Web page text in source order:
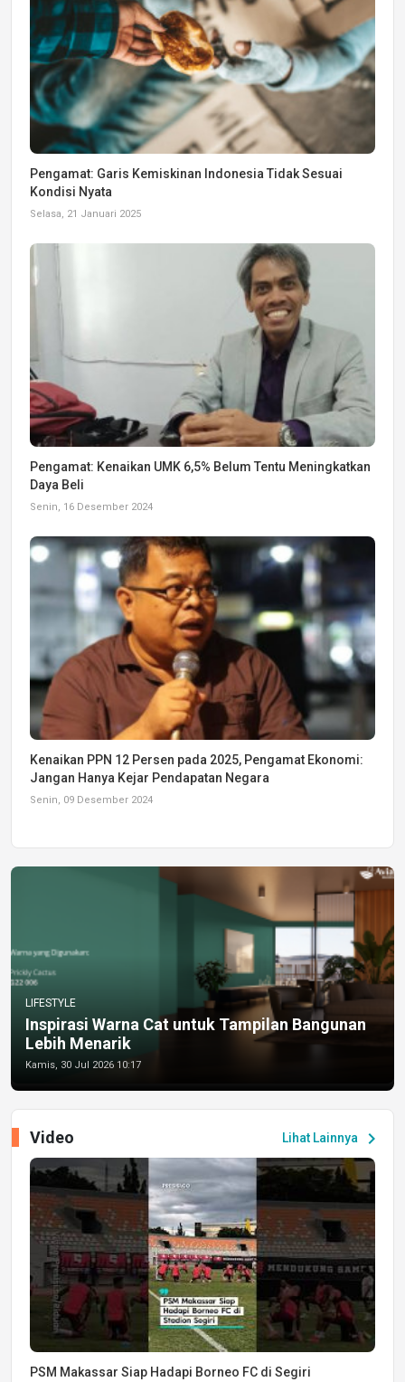
Pengamat: Garis Kemiskinan Indonesia Tidak Sesuai
Kondisi Nyata
Selasa, 21 Januari 2025
Pengamat: Kenaikan UMK 6,5% Belum Tentu Meningkatkan
Daya Beli
Senin, 16 Desember 2024
Kenaikan PPN 12 Persen pada 2025, Pengamat Ekonomi:
Jangan Hanya Kejar Pendapatan Negara
Senin, 09 Desember 2024
LIFESTYLE
Inspirasi Warna Cat untuk Tampilan Bangunan
Lebih Menarik
Kamis, 30 Jul 2026 10:17
Lihat Lainnya chevron_right
Video
PSM Makassar Siap Hadapi Borneo FC di Segiri